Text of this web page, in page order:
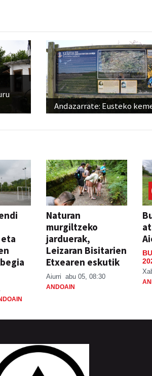
Andazarrate: Eusteko
Naturan
murgiltzeko
jarduerak,
Leizaran Bisitarien
Etxearen eskutik
Aiurri abu 05, 08:30
ANDOAIN